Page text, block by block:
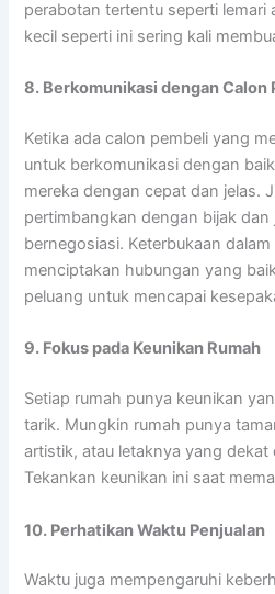
perabotan tertentu seperti lemari
kecil seperti ini sering kali
8. Berkomunikasi dengan Calon
Ketika ada calon pembeli yang
untuk berkomunikasi dengan
mereka dengan cepat dan jelas.
pertimbangkan dengan bijak dan
bernegosiasi. Keterbukaan
menciptakan hubungan yang
peluang untuk mencapai
9. Fokus pada Keunikan Rumah
Setiap rumah punya keunikan
tarik. Mungkin rumah punya
artistik, atau letaknya yang
Tekankan keunikan ini saat
10. Perhatikan Waktu Penjualan
Waktu juga mempengaruhi